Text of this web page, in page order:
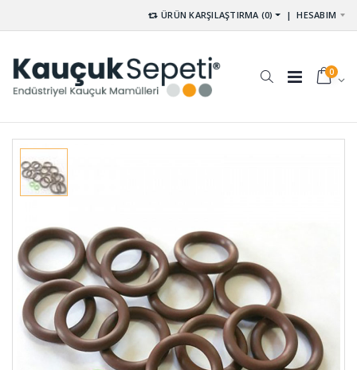
ÜRÜN KARŞILAŞTIRMA (0) |HESABIM
0
U -
Lastikleri
Tampon
Lastikleri